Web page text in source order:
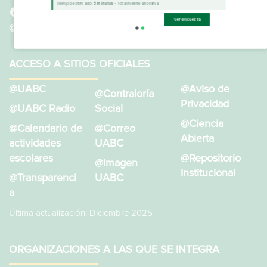
@SistemaBibliotecarioUABC
@BibliotecasUABC
ACCESO A SITIOS OFICIALES
@UABC
@UABC Radio
@Calendario de
actividades
escolares
@Transparenci
a
@Contraloría
Social
@Correo
UABC
@Imagen
UABC
@Aviso de
Privacidad
@Ciencia
Abierta
@Repositorio
Institucional
Última actualización: Diciembre 2025
ORGANIZACIONES A LAS QUE SE INTEGRA
Tiempo estimado:5 minutos - Totalmente anónima
Ver encuesta